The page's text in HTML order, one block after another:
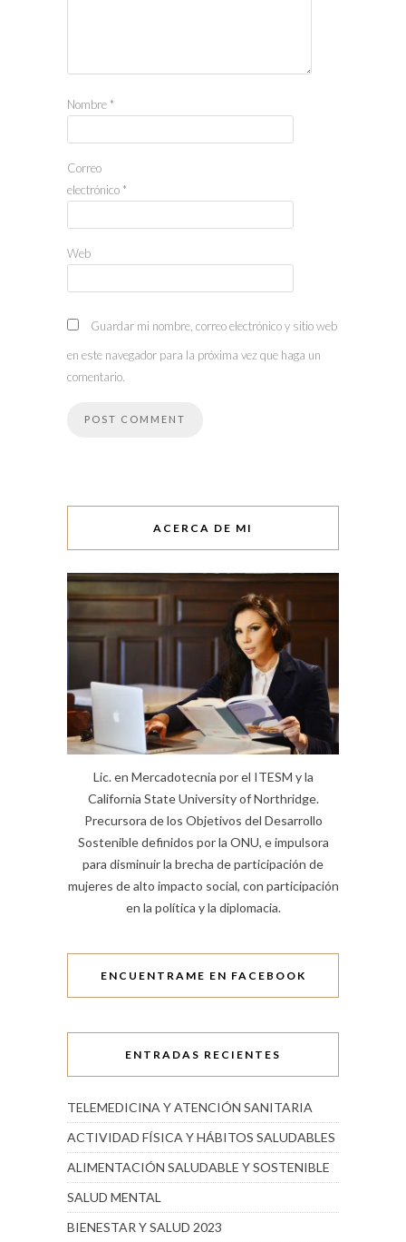
Nombre *
Correo
electrónico *
Web
Guardar mi nombre, correo electrónico y sitio web
en este navegador para la próxima vez que haga un
comentario.
ACERCA DE MI
Lic. en Mercadotecnia por el ITESM y la
California State University of Northridge.
Precursora de los Objetivos del Desarrollo
Sostenible definidos por la ONU, e impulsora
para disminuir la brecha de participación de
mujeres de alto impacto social, con participación
en la política y la diplomacia.
ENCUENTRAME EN FACEBOOK
ENTRADAS RECIENTES
TELEMEDICINA Y ATENCIÓN SANITARIA
ACTIVIDAD FÍSICA Y HÁBITOS SALUDABLES
ALIMENTACIÓN SALUDABLE Y SOSTENIBLE
SALUD MENTAL
BIENESTAR Y SALUD 2023